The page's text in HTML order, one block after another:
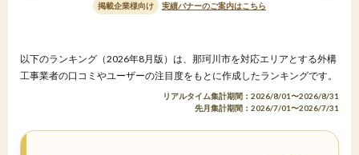
掲載企業様向け 実績バナーのご案内はこちら
以下のランキング（2026年8月版）は、那珂川市を対応エリアとする外構
工事業者の口コミやユーザーの注目度をもとに作成したランキングです。
リアルタイム集計期間：2026/8/01〜2026/8/31
先月集計期間：2026/7/01〜2026/7/31